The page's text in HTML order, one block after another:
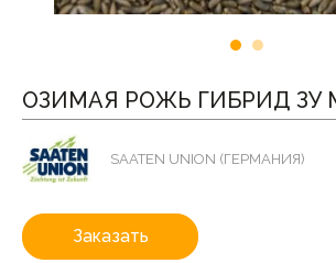
ОЗИМАЯ РОЖЬ ГИБРИД ЗУ
SAATEN UNION (ГЕРМАНИЯ)
Заказать